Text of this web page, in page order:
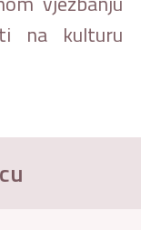
na kulturu